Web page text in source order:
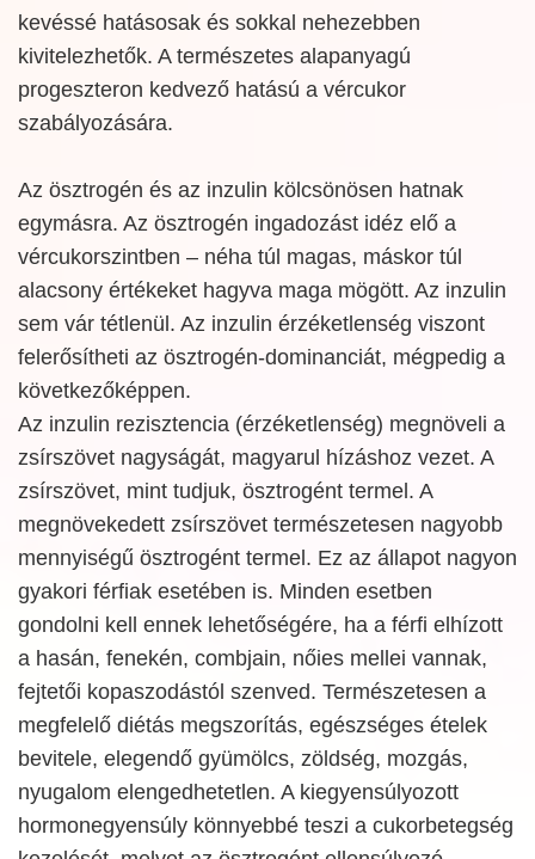
kevéssé hatásosak és sokkal nehezebben
kivitelezhetők. A természetes alapanyagú
progeszteron kedvező hatású a vércukor
szabályozására.
Az ösztrogén és az inzulin kölcsönösen hatnak
egymásra. Az ösztrogén ingadozást idéz elő a
vércukorszintben – néha túl magas, máskor túl
alacsony értékeket hagyva maga mögött. Az inzulin
sem vár tétlenül. Az inzulin érzéketlenség viszont
felerősítheti az ösztrogén-dominanciát, mégpedig a
következőképpen.
Az inzulin rezisztencia (érzéketlenség) megnöveli a
zsírszövet nagyságát, magyarul hízáshoz vezet. A
zsírszövet, mint tudjuk, ösztrogént termel. A
megnövekedett zsírszövet természetesen nagyobb
mennyiségű ösztrogént termel. Ez az állapot nagyon
gyakori férfiak esetében is. Minden esetben
gondolni kell ennek lehetőségére, ha a férfi elhízott
a hasán, fenekén, combjain, nőies mellei vannak,
fejtetői kopaszodástól szenved. Természetesen a
megfelelő diétás megszorítás, egészséges ételek
bevitele, elegendő gyümölcs, zöldség, mozgás,
nyugalom elengedhetetlen. A kiegyensúlyozott
hormonegyensúly könnyebbé teszi a cukorbetegség